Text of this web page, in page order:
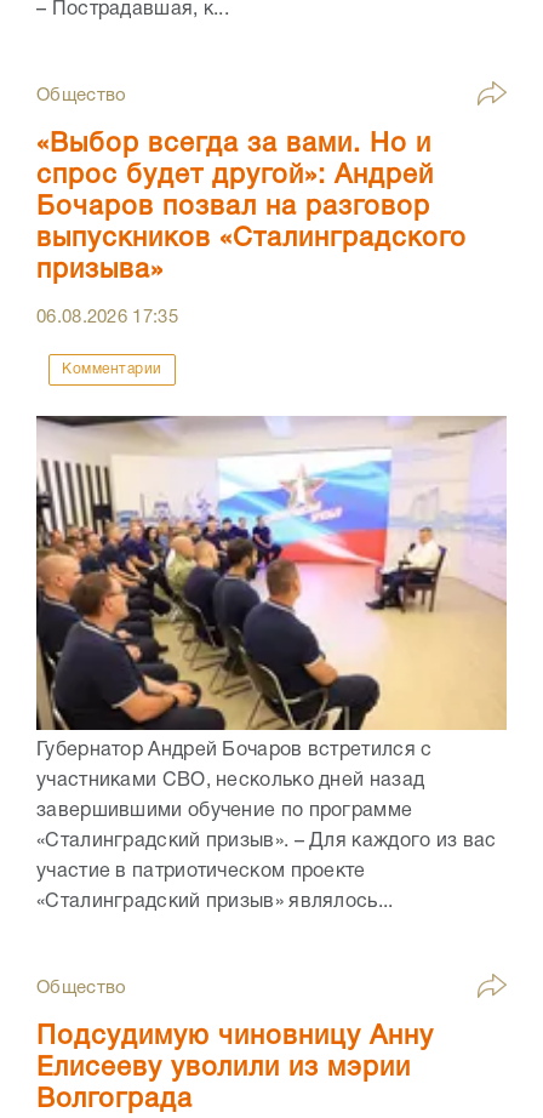
– Пострадавшая, к...
Общество
«Выбор всегда за вами. Но и
спрос будет другой»: Андрей
Бочаров позвал на разговор
выпускников «Сталинградского
призыва»
06.08.2026 17:35
Комментарии
Губернатор Андрей Бочаров встретился с
участниками СВО, несколько дней назад
завершившими обучение по программе
«Сталинградский призыв». – Для каждого из вас
участие в патриотическом проекте
«Сталинградский призыв» являлось...
Общество
Подсудимую чиновницу Анну
Елисееву уволили из мэрии
Волгограда